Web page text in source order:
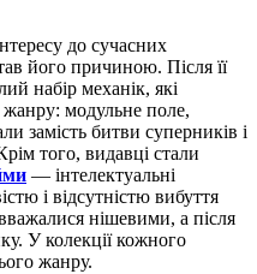
до сучасних
його причиною. Після її
набір механік, які
жанру: модульне поле,
замість битви суперників і
того, видавці стали
— інтелектуальні
і відсутністю вибуття
нішевими, а після
У колекції кожного
жанру.